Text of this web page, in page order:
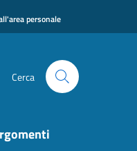
personale
Cerca